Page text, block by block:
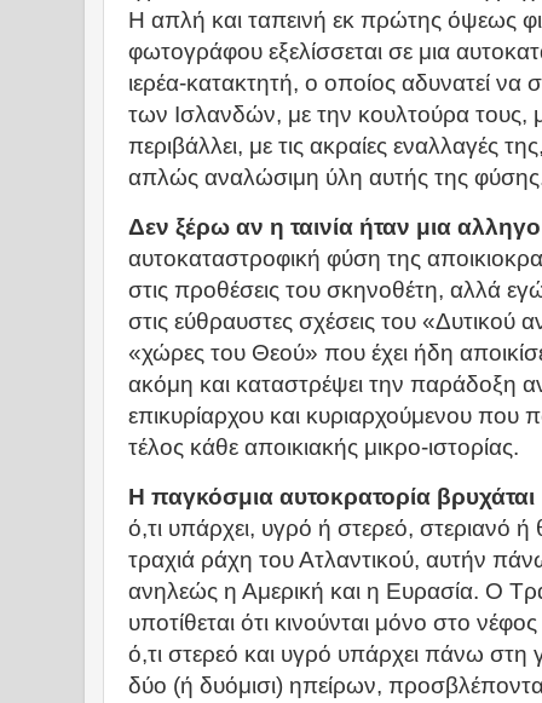
Η απλή και ταπεινή εκ πρώτης όψεως
φωτογράφου εξελίσσεται σε μια
ιερέα-κατακτητή, ο οποίος αδυνατεί να
των Ισλανδών, με την κουλτούρα τους,
περιβάλλει, με τις ακραίες εναλλαγές
απλώς αναλώσιμη ύλη αυτής της
Δεν ξέρω αν η ταινία ήταν μια
αυτοκαταστροφική φύση της
στις προθέσεις του σκηνοθέτη, αλλά εγώ
στις εύθραυστες σχέσεις του «Δυτικού
«χώρες του Θεού» που έχει ήδη
ακόμη και καταστρέψει την παράδοξη
επικυρίαρχου και κυριαρχούμενου που
τέλος κάθε αποικιακής μικρο-ιστορίας.
Η παγκόσμια αυτοκρατορία βρυχάται
ό,τι υπάρχει, υγρό ή στερεό, στεριανό
τραχιά ράχη του Ατλαντικού, αυτήν
ανηλεώς η Αμερική και η Ευρασία. Ο
υποτίθεται ότι κινούνται μόνο στο
ό,τι στερεό και υγρό υπάρχει πάνω
δύο (ή δυόμισι) ηπείρων,